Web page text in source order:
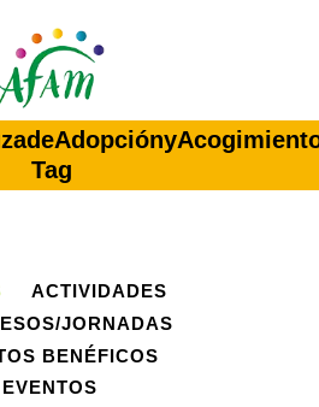
Tag
ACTIVIDADES
JORNADAS
BENÉFICOS
EVENTOS